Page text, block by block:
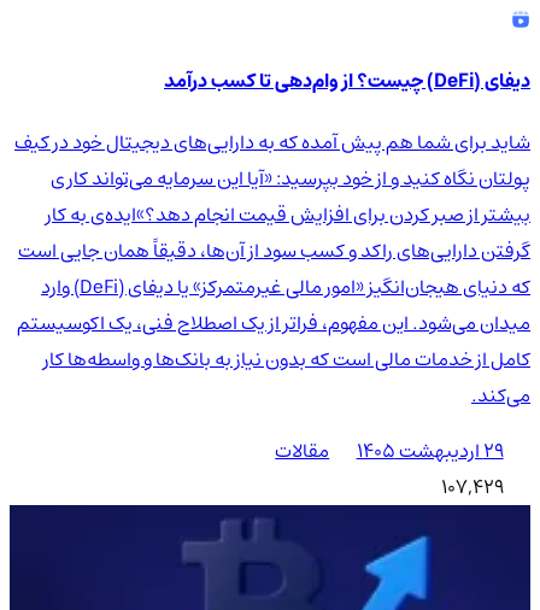
دیفای (DeFi) چیست؟ از وام‌دهی تا کسب درآمد
شاید برای شما هم پیش آمده که به دارایی‌های دیجیتال خود در کیف
پولتان نگاه کنید و از خود بپرسید: «آیا این سرمایه می‌تواند کاری
بیشتر از صبر کردن برای افزایش قیمت انجام دهد؟»ایده‌ی به کار
گرفتن دارایی‌های راکد و کسب سود از آن‌ها، دقیقاً همان جایی است
که دنیای هیجان‌انگیز «امور مالی غیرمتمرکز» یا دیفای (DeFi) وارد
میدان می‌شود. این مفهوم، فراتر از یک اصطلاح فنی، یک اکوسیستم
کامل از خدمات مالی است که بدون نیاز به بانک‌ها و واسطه‌ها کار
می‌کند.
۲۹ اردیبهشت ۱۴۰۵
مقالات
107,429